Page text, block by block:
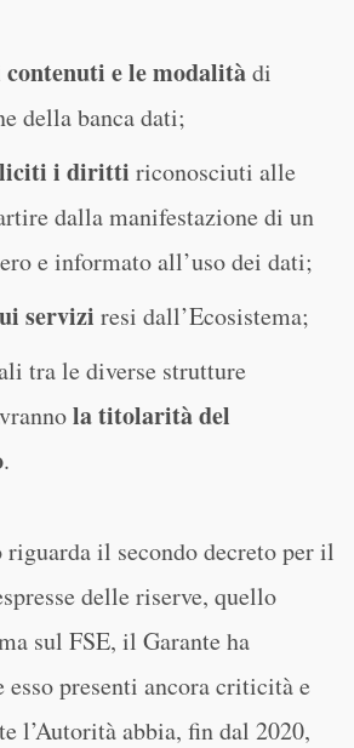
contenuti e le modalitàdi
della banca dati;
i diritti riconosciuti alle
dalla manifestazione di un
e informato all’uso dei dati;
servizi resi dall’Ecosistema;
tra le diverse strutture
la titolarità del
.
il secondo decreto per il
delle riserve, quello
sul FSE, il Garante ha
esso presenti ancora criticità e
l’Autorità abbia, fin dal 2020,